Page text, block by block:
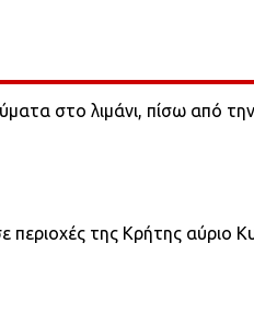
στο λιμάνι, πίσω από
περιοχές της Κρήτης αύριο